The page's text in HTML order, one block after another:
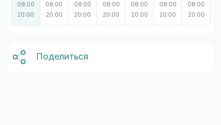
08:00
20:00
08:00
20:00
08:00
20:00
08:00
20:00
08:00
20:00
08:00
20:00
08:00
20:00
Поделиться